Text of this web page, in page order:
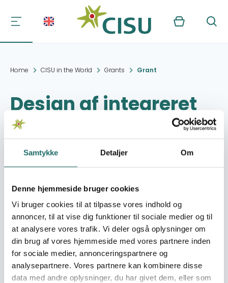
Samtykke Detaljer Om
Denne hjemmeside bruger cookies
Vi bruger cookies til at tilpasse vores indhold og
annoncer, til at vise dig funktioner til sociale medier og til
at analysere vores trafik. Vi deler også oplysninger om
din brug af vores hjemmeside med vores partnere inden
for sociale medier, annonceringspartnere og
analysepartnere. Vores partnere kan kombinere disse
data med andre oplysninger, du har givet dem, eller som
Kurv Søg
Home CISU in the World Grants Grant
Design af integreret
uddannelsescenter.
Project period: 30.03.2000 - 30.03.2000
Granted amount: 22,690,- DKK
Organization: 4FairLife
Pool: Civilsamfundspuljen
Grant type: Forundersøgelse